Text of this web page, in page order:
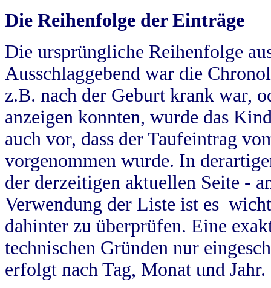
Die Reihenfolge der Einträge
Die ursprüngliche Reihenfolge
Ausschlaggebend war die
z.B. nach der Geburt krank war,
anzeigen konnten, wurde das
auch vor, dass der Taufeintrag
vorgenommen wurde. In
der derzeitigen aktuellen Seite -
Verwendung der Liste ist es
dahinter zu überprüfen. Eine
technischen Gründen nur
erfolgt nach Tag, Monat und Jahr.